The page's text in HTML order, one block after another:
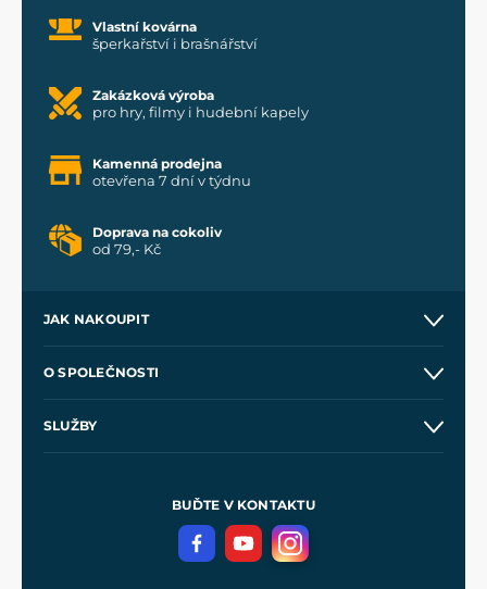
Vlastní kovárna
šperkařství i brašnářství
Zakázková výroba
pro hry, filmy i hudební kapely
Kamenná prodejna
otevřena 7 dní v týdnu
Doprava na cokoliv
od 79,- Kč
JAK NAKOUPIT
Velkoobchod
O SPOLEČNOSTI
SLUŽBY
Meče pro Kingdom Come
BUĎTE V KONTAKTU